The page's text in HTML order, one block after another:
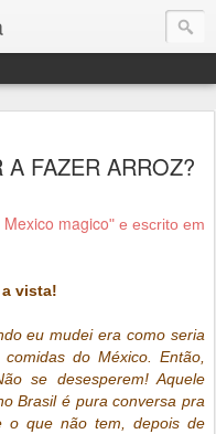
FAZER ARROZ?
magico" e escrito em
a vista!
eu mudei era como seria
do México. Então,
se desesperem! Aquele
Brasil é pura conversa pra
o que não tem, depois de